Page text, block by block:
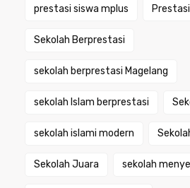
prestasi siswa mplus
Sekolah Berprestasi
sekolah berprestasi Magelang
sekolah Islam berprestasi
sekolah islami modern
Sekolah Juara sekolah